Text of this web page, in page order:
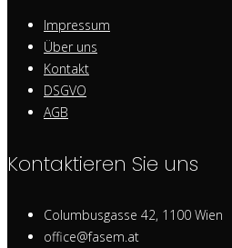
Impressum
Über uns
Kontakt
DSGVO
AGB
Kontaktieren Sie uns
Columbusgasse 42, 1100 Wien
office@fasem.at